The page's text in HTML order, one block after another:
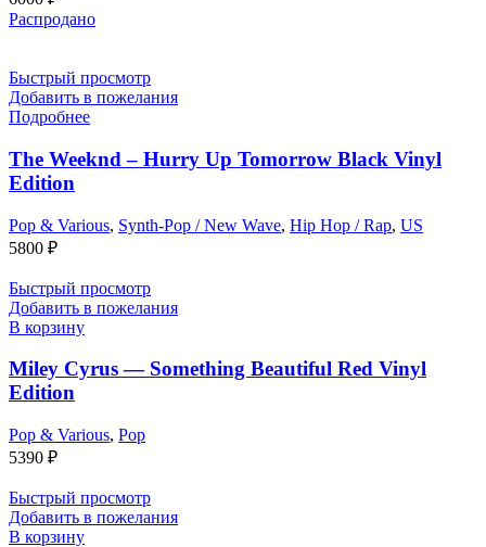
Распродано
Быстрый просмотр
Добавить в пожелания
Подробнее
The Weeknd – Hurry Up Tomorrow Black Vinyl
Edition
Pop & Various, Synth-Pop / New Wave, Hip Hop / Rap, US
5800 ₽
Быстрый просмотр
Добавить в пожелания
В корзину
Miley Cyrus — Something Beautiful Red Vinyl
Edition
Pop & Various, Pop
5390 ₽
Быстрый просмотр
Добавить в пожелания
В корзину